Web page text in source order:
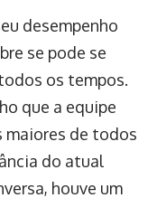
desempenho
se pode se
os tempos.
que a equipe
maiores de todos
do atual
houve um